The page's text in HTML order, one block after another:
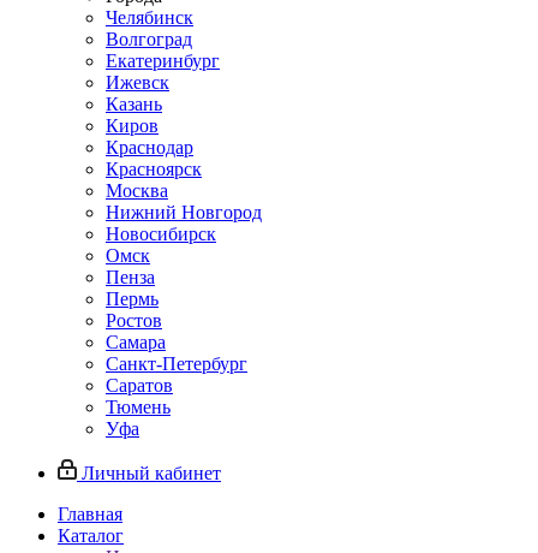
Челябинск
Волгоград
Екатеринбург
Ижевск
Казань
Киров
Краснодар
Красноярск
Москва
Нижний Новгород
Новосибирск
Омск
Пенза
Пермь
Ростов
Самара
Санкт-Петербург
Саратов
Тюмень
Уфа
Личный кабинет
Главная
Каталог